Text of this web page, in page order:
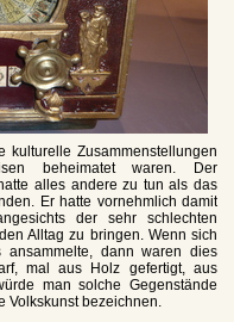
kulturelle Zusammenstellungen
beheimatet waren. Der
alles andere zu tun als das
Er hatte vornehmlich damit
der sehr schlechten
Alltag zu bringen. Wenn sich
dann waren dies
mal aus Holz gefertigt, aus
man solche Gegenstände
bezeichnen.